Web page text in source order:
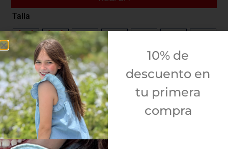
Talla
4A 5A
Guía de tallas
¿Envolver para regalo?
Sí
10% de
descuento en
tu primera
compra